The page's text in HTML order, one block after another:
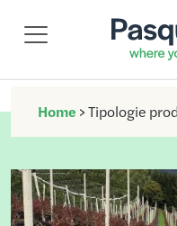
Nuova
Home >Tipologie